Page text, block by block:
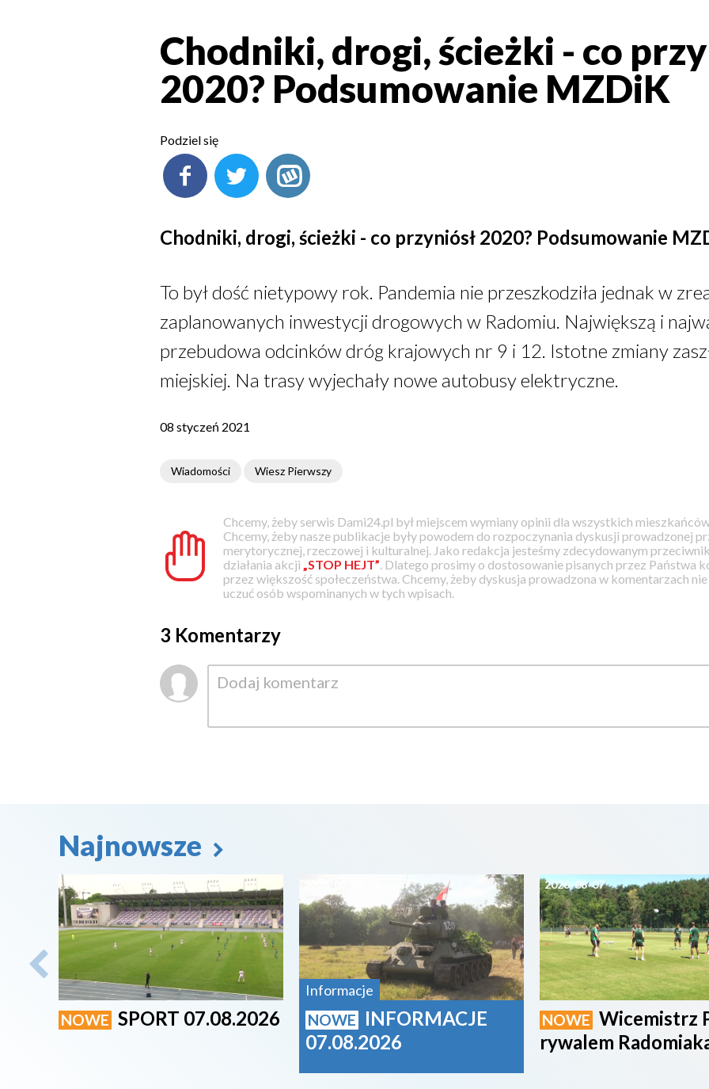
Chodniki, drogi, ścieżki - co
2020? Podsumowanie MZDiK
Podziel się
Chodniki, drogi, ścieżki - co przyniósł 2020? Podsumowanie
To był dość nietypowy rok. Pandemia nie przeszkodziła jednak w
zaplanowanych inwestycji drogowych w Radomiu. Największą i
przebudowa odcinków dróg krajowych nr 9 i 12. Istotne zmiany
miejskiej. Na trasy wyjechały nowe autobusy elektryczne.
08 styczeń 2021
Wiadomości Wiesz Pierwszy
Chcemy, żeby serwis Dami24.pl był miejscem wymiany opinii dla wszystkich
Chcemy, żeby nasze publikacje były powodem do rozpoczynania dyskusji prowadzonej
merytorycznej, rzeczowej i kulturalnej. Jako redakcja jesteśmy zdecydowanym
działania akcji „STOP HEJT” . Dlatego prosimy o dostosowanie pisanych przez Państwa
przez większość społeczeństwa. Chcemy, żeby dyskusja prowadzona w komentarzach
uczuć osób wspominanych w tych wpisach.
3 Komentarzy
Najnowsze
2026-08-07
NOWE SPORT 07.08.2026
Informacje
NOWE
INFORMACJE
07.08.2026
2026-08-07
NOWE Wicemistrz
rywalem